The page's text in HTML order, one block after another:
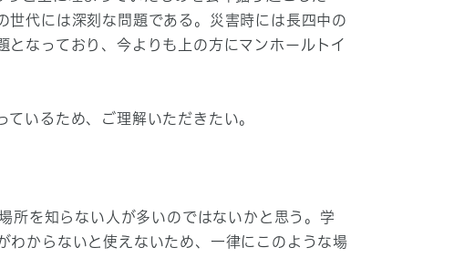
代には深刻な問題である。災害時には長四中の
なっており、今よりも上の方にマンホールトイ
いるため、ご理解いただきたい。
所を知らない人が多いのではないかと思う。学
わからないと使えないため、一律にこのような場